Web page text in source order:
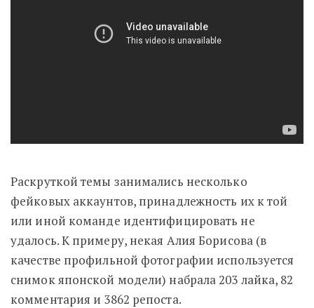
Раскруткой темы занимались несколько
фейковых аккаунтов, принадлежность их к той
или иной команде идентифицировать не
удалось. К примеру, некая Алия Борисова (в
качестве профильной фотографии используется
снимок японской модели) набрала 203 лайка, 82
комментария и 3862 репоста.